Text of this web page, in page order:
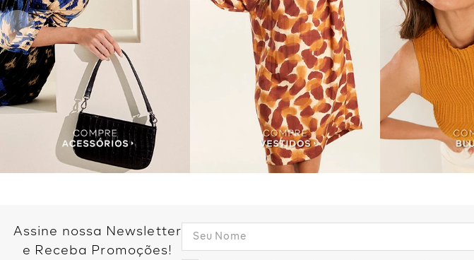
Assine nossa Newsletter
e Receba Promoções!